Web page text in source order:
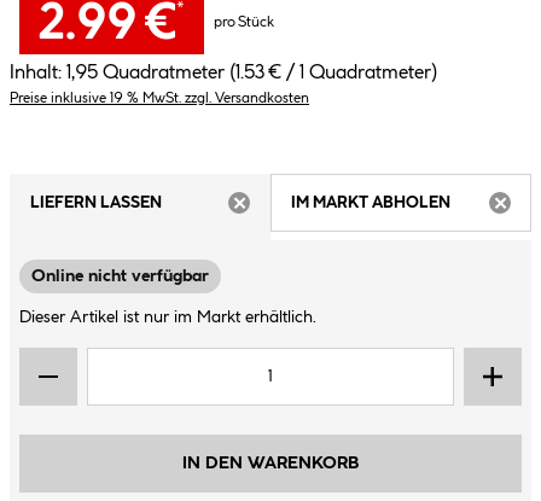
2.99 €*
pro Stück
Inhalt: 1,95 Quadratmeter (1.53 € / 1 Quadratmeter)
Preise inklusive 19 % MwSt. zzgl. Versandkosten
LIEFERN LASSEN
IM MARKT ABHOLEN
Online nicht verfügbar
Dieser Artikel ist nur im Markt erhältlich.
IN DEN WARENKORB